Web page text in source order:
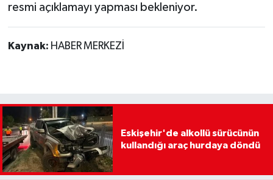
resmi açıklamayı yapması bekleniyor.
Kaynak: HABER MERKEZİ
Eskişehir'de alkollü sürücünün
kullandığı araç hurdaya döndü